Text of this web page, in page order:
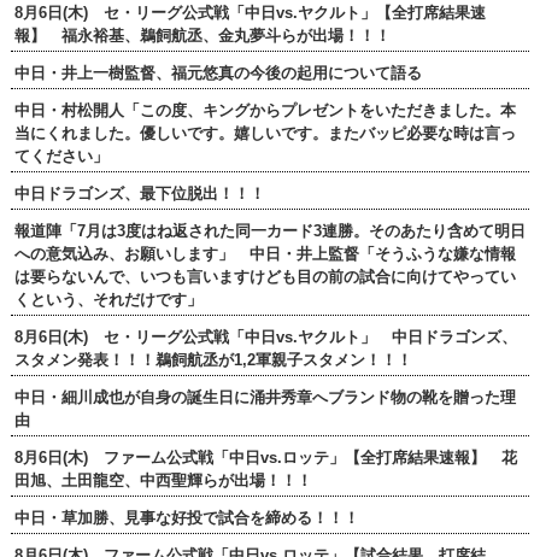
8月6日(木) セ・リーグ公式戦「中日vs.ヤクルト」【全打席結果速
報】 福永裕基、鵜飼航丞、金丸夢斗らが出場！！！
中日・井上一樹監督、福元悠真の今後の起用について語る
中日・村松開人「この度、キングからプレゼントをいただきました。本
当にくれました。優しいです。嬉しいです。またバッピ必要な時は言っ
てください」
中日ドラゴンズ、最下位脱出！！！
報道陣「7月は3度はね返された同一カード3連勝。そのあたり含めて明日
への意気込み、お願いします」 中日・井上監督「そうふうな嫌な情報
は要らないんで、いつも言いますけども目の前の試合に向けてやってい
くという、それだけです」
8月6日(木) セ・リーグ公式戦「中日vs.ヤクルト」 中日ドラゴンズ、
スタメン発表！！！鵜飼航丞が1,2軍親子スタメン！！！
中日・細川成也が自身の誕生日に涌井秀章へブランド物の靴を贈った理
由
8月6日(木) ファーム公式戦「中日vs.ロッテ」【全打席結果速報】 花
田旭、土田龍空、中西聖輝らが出場！！！
中日・草加勝、見事な好投で試合を締める！！！